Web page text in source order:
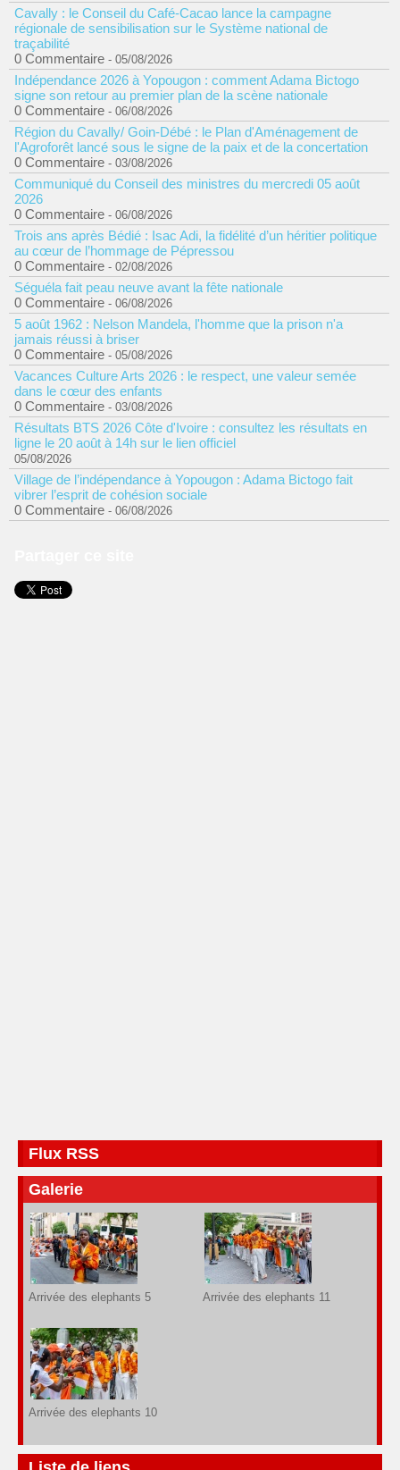
Cavally : le Conseil du Café-Cacao lance la campagne
régionale de sensibilisation sur le Système national de
traçabilité
0 Commentaire - 05/08/2026
Indépendance 2026 à Yopougon : comment Adama Bictogo
signe son retour au premier plan de la scène nationale
0 Commentaire - 06/08/2026
Région du Cavally/ Goin-Débé : le Plan d'Aménagement de
l'Agroforêt lancé sous le signe de la paix et de la concertation
0 Commentaire - 03/08/2026
Communiqué du Conseil des ministres du mercredi 05 août
2026
0 Commentaire - 06/08/2026
Trois ans après Bédié : Isac Adi, la fidélité d’un héritier politique
au cœur de l’hommage de Pépressou
0 Commentaire - 02/08/2026
Séguéla fait peau neuve avant la fête nationale
0 Commentaire - 06/08/2026
5 août 1962 : Nelson Mandela, l'homme que la prison n'a
jamais réussi à briser
0 Commentaire - 05/08/2026
Vacances Culture Arts 2026 : le respect, une valeur semée
dans le cœur des enfants
0 Commentaire - 03/08/2026
Résultats BTS 2026 Côte d'Ivoire : consultez les résultats en
ligne le 20 août à 14h sur le lien officiel
05/08/2026
Village de l’indépendance à Yopougon : Adama Bictogo fait
vibrer l’esprit de cohésion sociale
0 Commentaire - 06/08/2026
Flux RSS
Galerie
Arrivée des elephants 5 Arrivée des elephants 11
Arrivée des elephants 10